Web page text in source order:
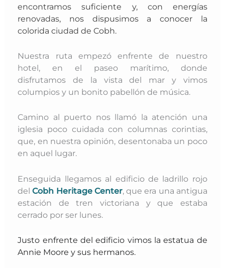
encontramos suficiente y, con energías
renovadas, nos dispusimos a conocer la
colorida ciudad de Cobh.
Nuestra ruta empezó enfrente de nuestro
hotel, en el paseo marítimo, donde
disfrutamos de la vista del mar y vimos
columpios y un bonito pabellón de música.
Camino al puerto nos llamó la atención una
iglesia poco cuidada con columnas corintias,
que, en nuestra opinión, desentonaba un poco
en aquel lugar.
Enseguida llegamos al edificio de ladrillo rojo
delCobh Heritage Center, que era una antigua
estación de tren victoriana y que estaba
cerrado por ser lunes.
Justo enfrente del edificio vimos laestatua de
Annie Moore y sus hermanos.